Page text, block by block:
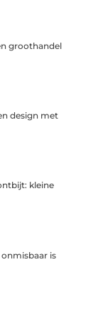
groothandel
design met
kleine
is